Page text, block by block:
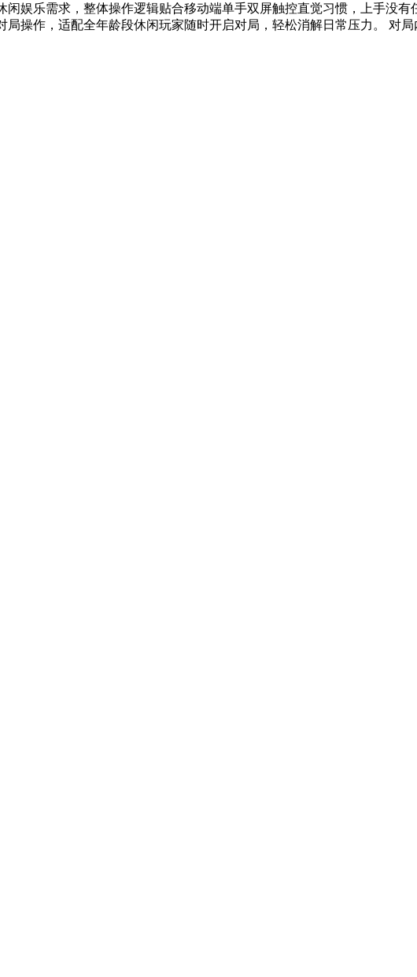
娱乐需求，整体操作逻辑贴合移动端单手双屏触控直觉习惯，上手没
操作，适配全年龄段休闲玩家随时开启对局，轻松消解日常压力。 对